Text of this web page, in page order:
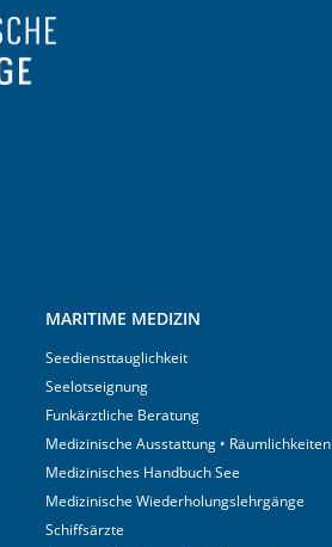
MARITIME MEDIZIN
Seediensttauglichkeit
Seelotseignung
Funkärztliche Beratung
Medizinische Ausstattung • Räumlichkeiten
Medizinisches Handbuch See
Medizinische Wiederholungslehrgänge
Schiffsärzte